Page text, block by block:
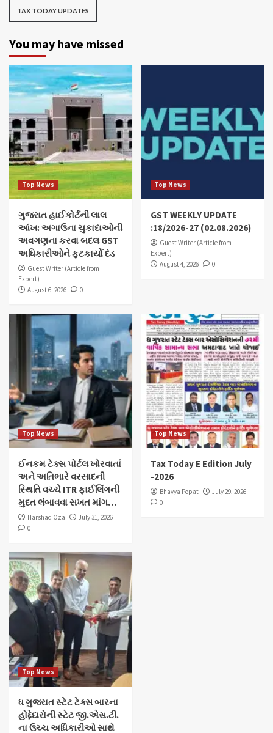
TAX TODAY UPDATES
You may have missed
Top News
ગુજરાત હાઈકોર્ટની લાલ
આંખ: અગાઉના ચુકાદાઓની
અવગણના કરવા બદલ GST
અધિકારીઓને ફટકાર્યો દંડ
Guest Writer (Article from
Expert)
August 6, 2026
0
Top News
GST WEEKLY UPDATE
:18/2026-27 (02.08.2026)
Guest Writer (Article from
Expert)
August 4, 2026
0
Top News
ઈનકમ ટેક્સ પોર્ટલ ખોરવાતાં
અને અતિભારે વરસાદની
સ્થિતિ વચ્ચે ITR ફાઈલિંગની
મુદત લંબાવવા સખત માંગ…
Harshad Oza
July 31, 2026
0
Top News
Tax Today E Edition July
-2026
Bhavya Popat
July 29, 2026
0
Top News
ધ ગુજરાત સ્ટેટ ટેક્સ બારના
હોદ્દેદારોની સ્ટેટ જી.એસ.ટી.
ના ઉચ્ચ અધિકારીઓ સાથે